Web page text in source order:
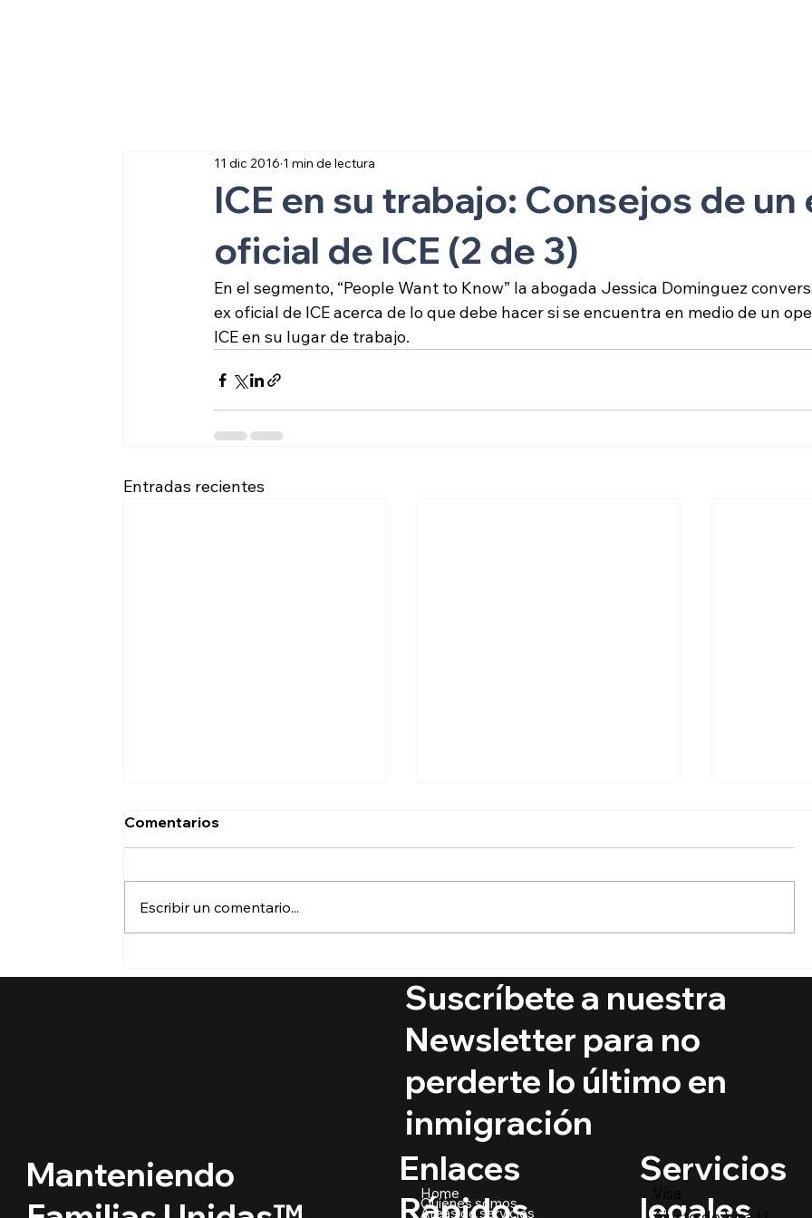
ICE en su trabajo: Consejos de un
oficial de ICE (2 de 3)
11 dic 2016 1 min de lectura
En el segmento, “People Want to Know” la abogada Jessica Dominguez
ex oficial de ICE acerca de lo que debe hacer si se encuentra en medio de un
ICE en su lugar de trabajo.
Entradas recientes
derechos de los niños
de Visas Septiembre 2025
Comentarios
Escribir un comentario...
Manteniendo
Suscríbete a nuestra
Newsletter para no
perderte lo último en
inmigración
Enlaces
Rápidos
Home
Quiénes somos
Áreas de servicios
Servicios
legales